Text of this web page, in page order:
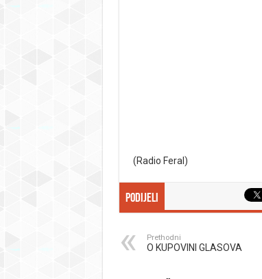
(Radio Feral)
Podijeli
Prethodni
O KUPOVINI GLASOVA